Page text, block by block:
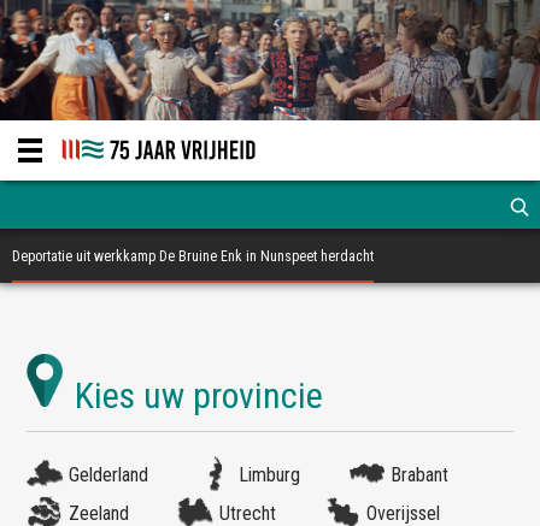
Deportatie uit werkkamp De Bruine Enk in Nunspeet herdacht
Gelderland Limburg
Brabant
Zeeland
Utrecht
Overijssel